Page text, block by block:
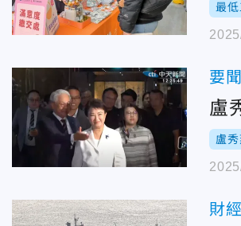
最
要聞
盧
盧
財經